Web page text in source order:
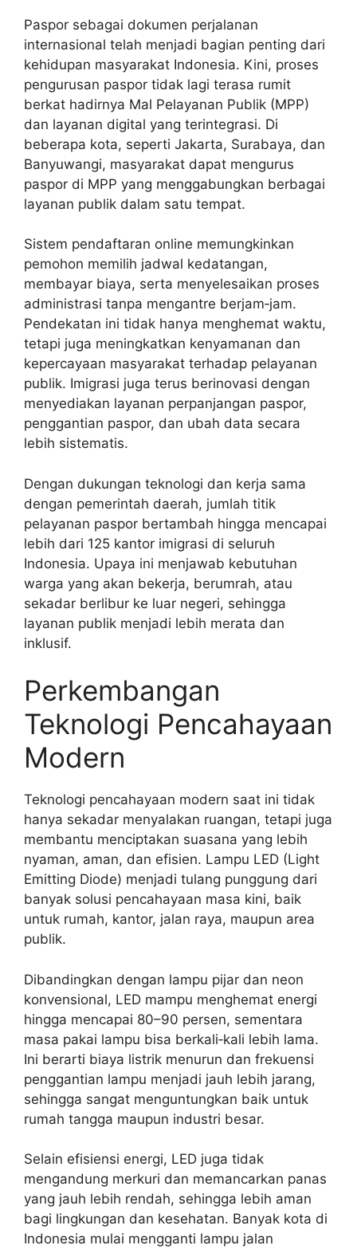
Paspor sebagai dokumen perjalanan
internasional telah menjadi bagian penting dari
kehidupan masyarakat Indonesia. Kini, proses
pengurusan paspor tidak lagi terasa rumit
berkat hadirnya Mal Pelayanan Publik (MPP)
dan layanan digital yang terintegrasi. Di
beberapa kota, seperti Jakarta, Surabaya, dan
Banyuwangi, masyarakat dapat mengurus
paspor di MPP yang menggabungkan berbagai
layanan publik dalam satu tempat.
Sistem pendaftaran online memungkinkan
pemohon memilih jadwal kedatangan,
membayar biaya, serta menyelesaikan proses
administrasi tanpa mengantre berjam‑jam.
Pendekatan ini tidak hanya menghemat waktu,
tetapi juga meningkatkan kenyamanan dan
kepercayaan masyarakat terhadap pelayanan
publik. Imigrasi juga terus berinovasi dengan
menyediakan layanan perpanjangan paspor,
penggantian paspor, dan ubah data secara
lebih sistematis.
Dengan dukungan teknologi dan kerja sama
dengan pemerintah daerah, jumlah titik
pelayanan paspor bertambah hingga mencapai
lebih dari 125 kantor imigrasi di seluruh
Indonesia. Upaya ini menjawab kebutuhan
warga yang akan bekerja, berumrah, atau
sekadar berlibur ke luar negeri, sehingga
layanan publik menjadi lebih merata dan
inklusif.
Perkembangan
Teknologi Pencahayaan
Modern
Teknologi pencahayaan modern saat ini tidak
hanya sekadar menyalakan ruangan, tetapi juga
membantu menciptakan suasana yang lebih
nyaman, aman, dan efisien. Lampu LED (Light
Emitting Diode) menjadi tulang punggung dari
banyak solusi pencahayaan masa kini, baik
untuk rumah, kantor, jalan raya, maupun area
publik.
Dibandingkan dengan lampu pijar dan neon
konvensional, LED mampu menghemat energi
hingga mencapai 80–90 persen, sementara
masa pakai lampu bisa berkali‑kali lebih lama.
Ini berarti biaya listrik menurun dan frekuensi
penggantian lampu menjadi jauh lebih jarang,
sehingga sangat menguntungkan baik untuk
rumah tangga maupun industri besar.
Selain efisiensi energi, LED juga tidak
mengandung merkuri dan memancarkan panas
yang jauh lebih rendah, sehingga lebih aman
bagi lingkungan dan kesehatan. Banyak kota di
Indonesia mulai mengganti lampu jalan